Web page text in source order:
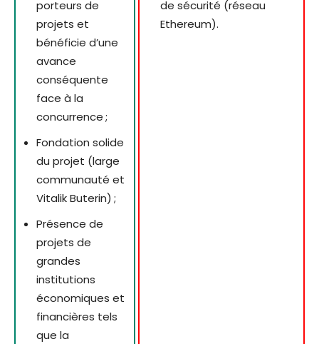
porteurs de
projets et
bénéficie d’une
avance
conséquente
face à la
concurrence ;
Fondation solide
du projet (large
communauté et
Vitalik Buterin) ;
Présence de
projets de
grandes
institutions
économiques et
financières tels
que la
de sécurité (réseau
Ethereum).